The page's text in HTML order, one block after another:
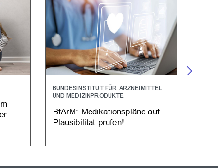
BUNDESINSTITUT FÜR ARZNEIMITTEL
UND MEDIZINPRODUKTE
BfArM: Medikationspläne auf
Plausibilität prüfen!